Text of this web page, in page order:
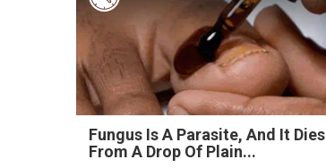
Fungus Is A Parasite, And It Dies
From A Drop Of Plain...